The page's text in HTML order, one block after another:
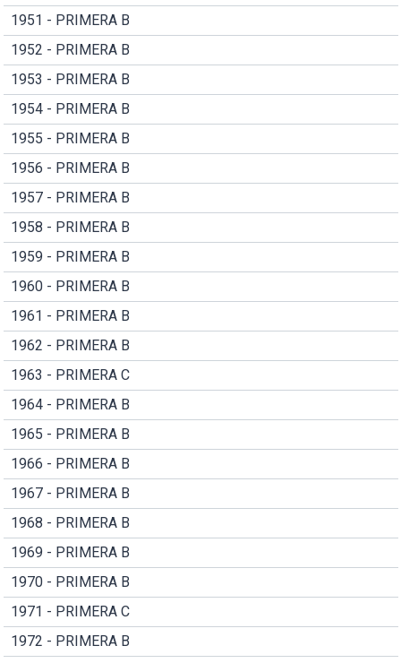
1951 - PRIMERA B
1952 - PRIMERA B
1953 - PRIMERA B
1954 - PRIMERA B
1955 - PRIMERA B
1956 - PRIMERA B
1957 - PRIMERA B
1958 - PRIMERA B
1959 - PRIMERA B
1960 - PRIMERA B
1961 - PRIMERA B
1962 - PRIMERA B
1963 - PRIMERA C
1964 - PRIMERA B
1965 - PRIMERA B
1966 - PRIMERA B
1967 - PRIMERA B
1968 - PRIMERA B
1969 - PRIMERA B
1970 - PRIMERA B
1971 - PRIMERA C
1972 - PRIMERA B